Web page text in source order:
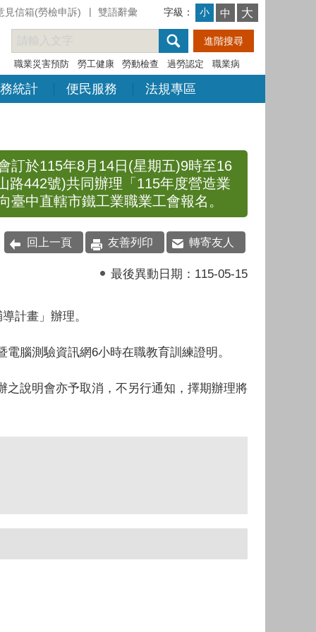
見信箱(勞檢申訴) 雙語辭彙 字級： 小 中 大
職業災害預防 勞工健康 勞動檢查 過勞認定 職業病
統計 便民服務 法規專區
訂於115年8月14日(星期五)9時至16
路442號)共同辦理「115年度營造業
中直轄市鐵工業職業工會報名。
回上一頁 友善列印 轉寄友人
最後異動日期： 115-05-15
計畫」辦理。
腦測驗資訊網6小時在職教育訓練證明。
說明會亦予取消，不另行通知，擇期辦理將